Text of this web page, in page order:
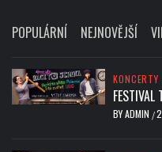
POPULÁRNÍ NEJNOVĚJŠÍ
KONCERTY
BYADMIN /